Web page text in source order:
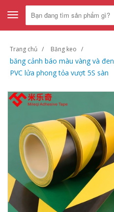
Toggle
navigation
Trang chủ Băng keo
băng cảnh báo màu vàng và
PVC lửa phong tỏa vượt 5S sàn